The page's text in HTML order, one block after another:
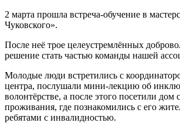
2 марта прошла встреча-обучение в
Чуковского».
После неё трое целеустремлённых
решение стать частью команды нашей
Молодые люди встретились с
центра, послушали мини-лекцию об
волонтёрстве, а после этого посетили дом
проживания, где познакомились с его
ребятами с инвалидностью.